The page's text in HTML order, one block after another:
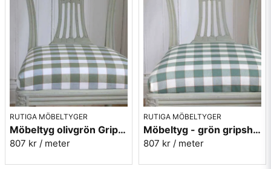
RUTIGA MÖBELTYGER
Möbeltyg olivgrön Gripsholmsruta - Ekeby nr.72
807 kr / meter
RUTIGA MÖBELTYGER
Möbeltyg - grön gripsholmsruta - Ekeby nr. 71
807 kr / meter
Ericsson.
Mera rutiga möbeltyger